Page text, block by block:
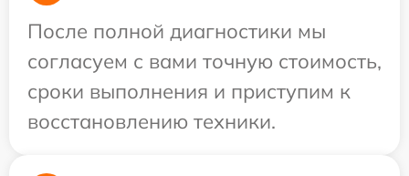
После полной диагностики мы
согласуем с вами точную стоимость,
сроки выполнения и приступим к
восстановлению техники.